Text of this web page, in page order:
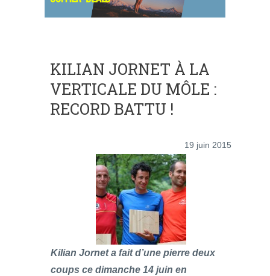
KILIAN JORNET À LA
VERTICALE DU MÔLE :
RECORD BATTU !
19 juin 2015
Kilian Jornet a fait d’une pierre deux
coups ce dimanche 14 juin en